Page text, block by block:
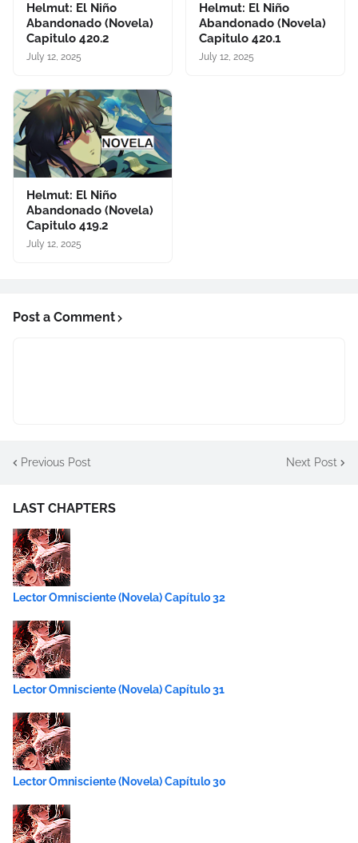
Helmut: El Niño
Abandonado (Novela)
Capitulo 420.2
July 12, 2025
Helmut: El Niño
Abandonado (Novela)
Capitulo 420.1
July 12, 2025
Helmut: El Niño
Abandonado (Novela)
Capitulo 419.2
July 12, 2025
Post a Comment
Previous Post Next Post
LAST CHAPTERS
Lector Omnisciente (Novela) Capítulo 32
Lector Omnisciente (Novela) Capítulo 31
Lector Omnisciente (Novela) Capítulo 30